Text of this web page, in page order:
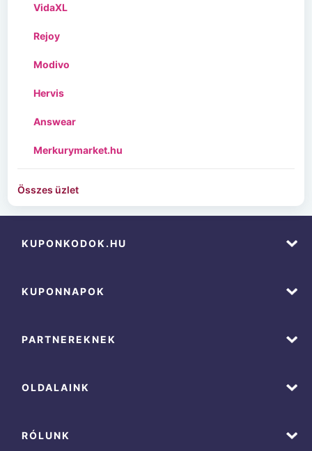
VidaXL
Rejoy
Modivo
Hervis
Answear
Merkurymarket.hu
Összes üzlet
KUPONKODOK.HU
KUPONNAPOK
PARTNEREKNEK
OLDALAINK
RÓLUNK